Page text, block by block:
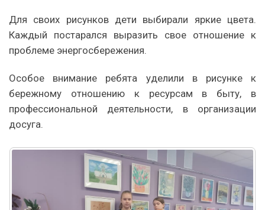
Для своих рисунков дети выбирали яркие цвета.
Каждый постарался выразить свое отношение к
проблеме энергосбережения.
Особое внимание ребята уделили в рисунке к
бережному отношению к ресурсам в быту, в
профессиональной деятельности, в организации
досуга.